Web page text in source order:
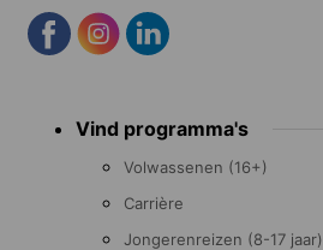
menuVind programma's
Volwassenen (16+)
Carrière
Jongerenreizen (8-17 jaar)